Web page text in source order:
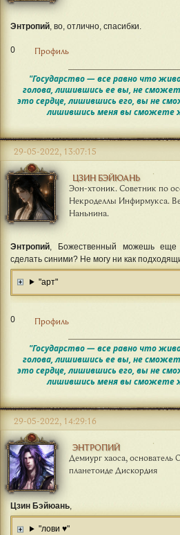
Энтропий, во, отлично, спасибки.
0 Профиль
"Государство — все равно что
голова, лишившись ее вы, не
это сердце, лишившись его, вы не
лишившись меня вы сможете
ЦЗИН БЭЙЮАНЬ
Эон-хтоник. Советник по
Некроделлы Инфирмукса.
Наньнина.
29-05-2022, 13:07:15
Энтропий, Божественный можешь еще
сделать синими? Не могу ни как
"арт"
0 Профиль
"Государство — все равно что
голова, лишившись ее вы, не
это сердце, лишившись его, вы не
лишившись меня вы сможете
ЭНТРОПИЙ
Демиург хаоса, основатель
планетоиде Дискордия
29-05-2022, 14:29:16
Цзин Бэйюань,
"лови ♥"